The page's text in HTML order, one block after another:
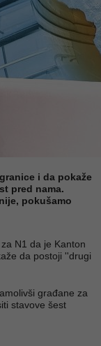
i da pokaže
pred nama.
pokušamo
N1 da je Kanton
da postoji ''drugi
građane za
stavove šest